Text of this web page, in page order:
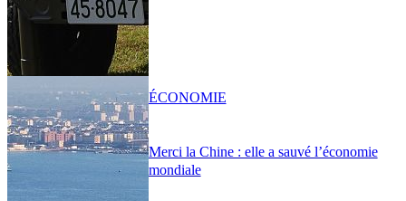
Merci la Chine : elle a sauvé l’économie
mondiale
ÉCONOMIE